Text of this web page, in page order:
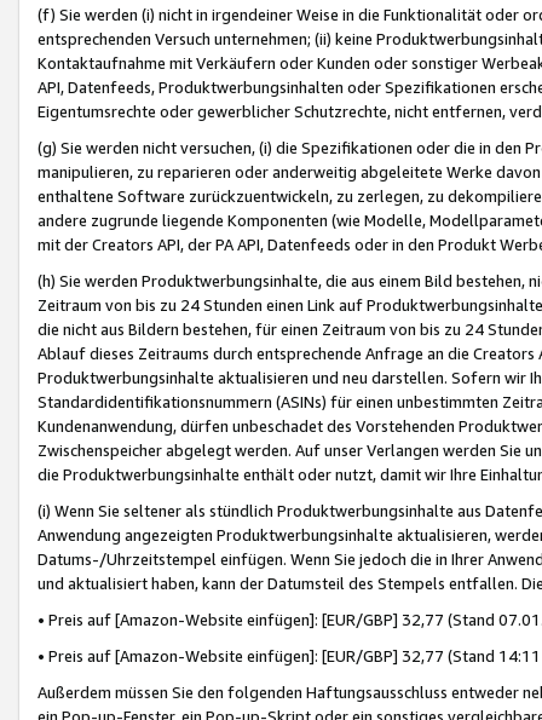
(f) Sie werden (i) nicht in irgendeiner Weise in die Funktionalität oder
entsprechenden Versuch unternehmen; (ii) keine
Kontaktaufnahme mit Verkäufern oder Kunden oder sonstiger
API, Datenfeeds, Produktwerbungsinhalten oder Spezifikationen
Eigentumsrechte oder gewerblicher Schutzrechte, nicht entfernen,
(g) Sie werden nicht versuchen, (i) die Spezifikationen oder die in
manipulieren, zu reparieren oder anderweitig abgeleitete Werke
enthaltene Software zurückzuentwickeln, zu zerlegen, zu
andere zugrunde liegende Komponenten (wie Modelle,
mit der Creators API, der PA API, Datenfeeds oder in den Produkt
(h) Sie werden Produktwerbungsinhalte, die aus einem Bild bestehen,
Zeitraum von bis zu 24 Stunden einen Link auf
die nicht aus Bildern bestehen, für einen Zeitraum von bis zu 24
Ablauf dieses Zeitraums durch entsprechende Anfrage an die
Produktwerbungsinhalte aktualisieren und neu darstellen. Sofern wir
Standardidentifikationsnummern (ASINs) für einen unbestimmten
Kundenanwendung, dürfen unbeschadet des Vorstehenden
Zwischenspeicher abgelegt werden. Auf unser Verlangen werden Sie
die Produktwerbungsinhalte enthält oder nutzt, damit wir Ihre
(i) Wenn Sie seltener als stündlich Produktwerbungsinhalte aus
Anwendung angezeigten Produktwerbungsinhalte aktualisieren,
Datums-/Uhrzeitstempel einfügen. Wenn Sie jedoch die in Ihrer
und aktualisiert haben, kann der Datumsteil des Stempels entfallen.
• Preis auf [Amazon-Website einfügen]: [EUR/GBP] 32,77 (Stand
• Preis auf [Amazon-Website einfügen]: [EUR/GBP] 32,77 (Stand
Außerdem müssen Sie den folgenden Haftungsausschluss entweder
ein Pop-up-Fenster, ein Pop-up-Skript oder ein sonstiges